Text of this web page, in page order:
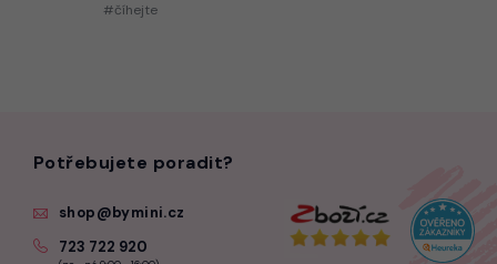
#číhejte
Potřebujete poradit?
shop@bymini.cz
723 722 920